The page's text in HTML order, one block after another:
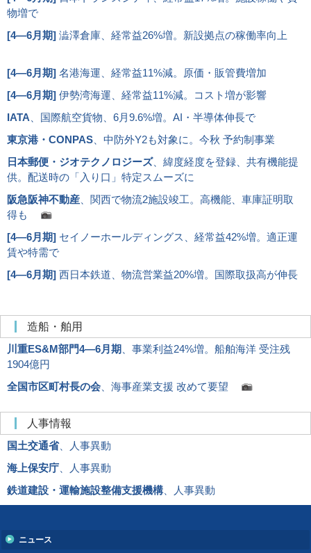
物増で
[4―6月期] 澁澤倉庫、経常益26%増。新設拠点の稼働率向上
[4―6月期] 名港海運、経常益11%減。原価・販管費増加
[4―6月期] 伊勢湾海運、経常益11%減。コスト増が影響
IATA 、国際航空貨物、6月9.6%増。AI・半導体伸長で
東京港・CONPAS 、中防外Y2も対象に。今秋 予約制事業
日本郵便・ジオテクノロジーズ、緯度経度を登録、共有機能提
供。配送時の「入り口」特定スムーズに
阪急阪神不動産 、関西で物流2施設竣工。高機能、車庫証明取
得も
[4―6月期] セイノーホールディングス、経常益42%増。適正運
賃や特需で
[4―6月期] 西日本鉄道、物流営業益20%増。国際取扱高が伸長
造船・舶用
川重ES&M部門4―6月期
、事業利益24%増。船舶海洋 受注残
1904億円
全国市区町村長の会 、海事産業支援 改めて要望
人事情報
国土交通省、人事異動
海上保安庁 、人事異動
鉄道建設・運輸施設整備支援機構、人事異動
ニュース